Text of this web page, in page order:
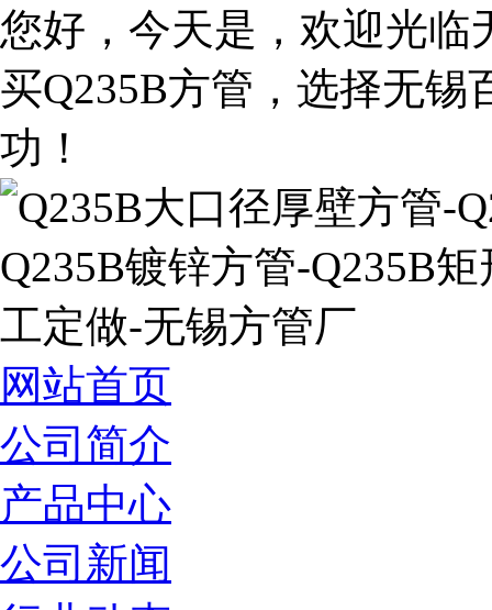
您好，今天是 ，欢迎光
买Q235B方管，选择无
功！
网站首页
公司简介
产品中心
公司新闻